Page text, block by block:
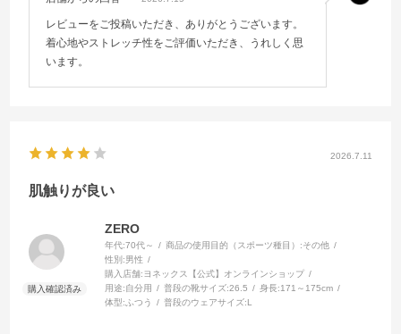
レビューをご投稿いただき、ありがとうございます。
着心地やストレッチ性をご評価いただき、うれしく思
います。
2026.7.11
肌触りが良い
ZERO
年代:70代～ 商品の使用目的（スポーツ種目）:その他
性別:男性
購入店舗:ヨネックス【公式】オンラインショップ
用途:自分用 普段の靴サイズ:26.5 身長:171～175cm
体型:ふつう 普段のウェアサイズ: L